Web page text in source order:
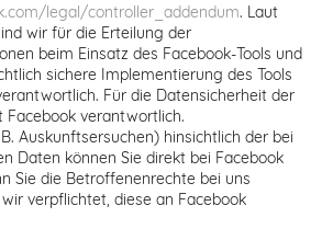
legal/controller_addendum. Laut
wir für die Erteilung der
beim Einsatz des Facebook-Tools und
sichere Implementierung des Tools
Für die Datensicherheit der
Facebook verantwortlich.
Auskunftsersuchen) hinsichtlich der bei
Daten können Sie direkt bei Facebook
Sie die Betroffenenrechte bei uns
verpflichtet, diese an Facebook